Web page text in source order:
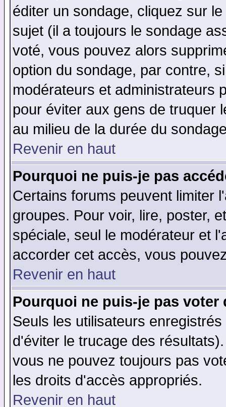
éditer un sondage, cliquez sur
sujet (il a toujours le sondage
voté, vous pouvez alors
option du sondage, par contre,
modérateurs et administrateurs
pour éviter aux gens de truquer
au milieu de la durée du
Revenir en haut
Pourquoi ne puis-je pas
Certains forums peuvent limiter
groupes. Pour voir, lire, poster,
spéciale, seul le modérateur et
accorder cet accès, vous
Revenir en haut
Pourquoi ne puis-je pas voter
Seuls les utilisateurs
d'éviter le trucage des
vous ne pouvez toujours pas
les droits d'accès appropriés.
Revenir en haut